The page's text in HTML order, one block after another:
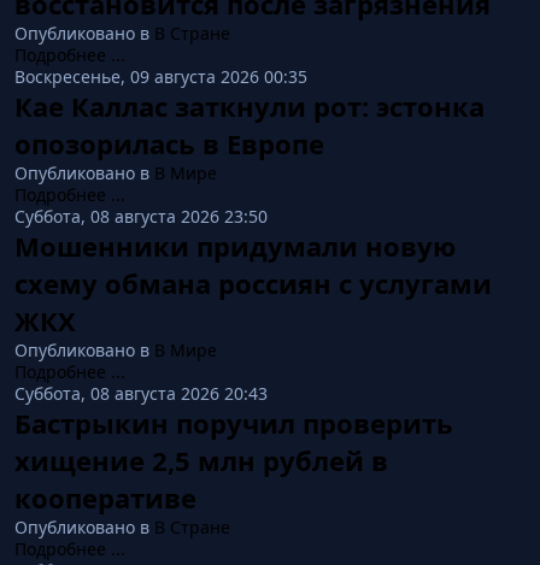
Опубликовано в В Стране
Подробнее ...
Воскресенье, 09 августа 2026 00:35
Кае Каллас заткнули рот: эстонка
опозорилась в Европе
Опубликовано в В Мире
Подробнее ...
Суббота, 08 августа 2026 23:50
Мошенники придумали новую
схему обмана россиян с услугами
ЖКХ
Опубликовано в В Мире
Подробнее ...
Суббота, 08 августа 2026 20:43
Бастрыкин поручил проверить
хищение 2,5 млн рублей в
кооперативе
Опубликовано в В Стране
Подробнее ...